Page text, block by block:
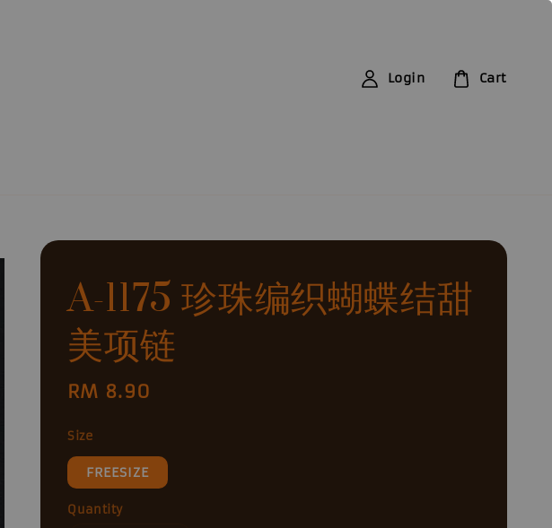
Login Cart
A-1175 珍珠编织蝴蝶结甜
美项链
Regular
RM 8.90
Size
FREESIZE
Quantity